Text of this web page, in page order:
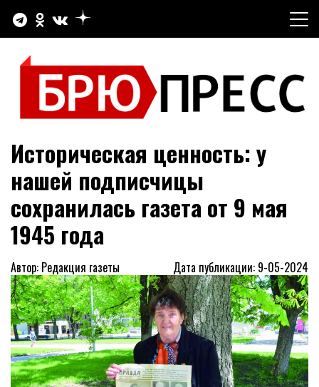
содержимому
БРЮПРЕСС
Официальный сайт газеты "Брюховецкие новости"
Историческая ценность: у
нашей подписчицы
сохранилась газета от 9 мая
1945 года
Автор: Редакция газеты Дата публикации: 9-05-2024